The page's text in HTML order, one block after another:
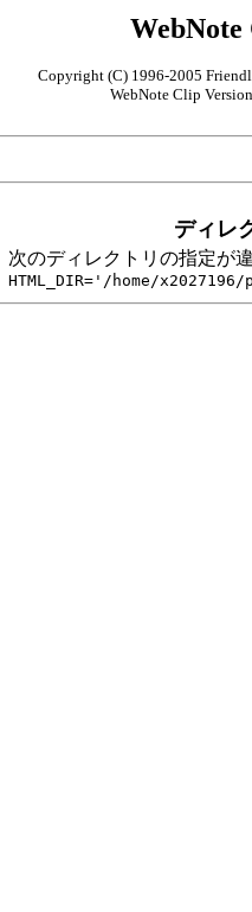
Copyright (C) 1996-2005
WebNote Clip
ディレ
次のディレクトリの指定が
HTML_DIR='/home/